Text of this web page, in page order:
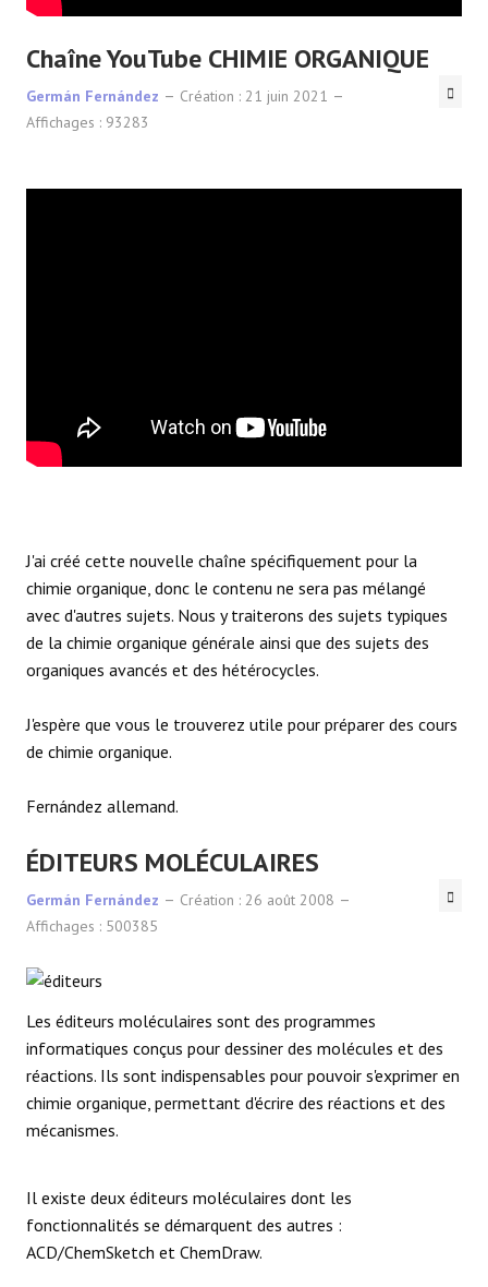
Chaîne YouTube CHIMIE ORGANIQUE
Germán Fernández
Création : 21 juin 2021
Affichages : 93283
J'ai créé cette nouvelle chaîne spécifiquement pour la
chimie organique, donc le contenu ne sera pas mélangé
avec d'autres sujets. Nous y traiterons des sujets typiques
de la chimie organique générale ainsi que des sujets des
organiques avancés et des hétérocycles.
J'espère que vous le trouverez utile pour préparer des cours
de chimie organique.
Fernández allemand.
ÉDITEURS MOLÉCULAIRES
Germán Fernández
Création : 26 août 2008
Affichages : 500385
Les éditeurs moléculaires sont des programmes
informatiques conçus pour dessiner des molécules et des
réactions. Ils sont indispensables pour pouvoir s'exprimer en
chimie organique, permettant d'écrire des réactions et des
mécanismes.
Il existe deux éditeurs moléculaires dont les
fonctionnalités se démarquent des autres :
ACD/ChemSketch et ChemDraw.